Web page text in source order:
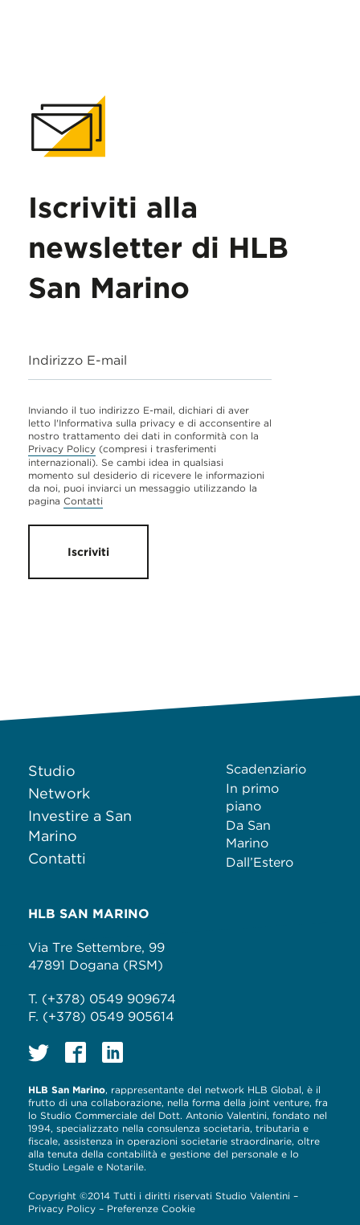
Iscriviti alla
newsletter di HLB
San Marino
Indirizzo E-mail
Inviando il tuo indirizzo E-mail, dichiari di aver
letto l'Informativa sulla privacy e di acconsentire al
nostro trattamento dei dati in conformità con la
Privacy Policy (compresi i trasferimenti
internazionali). Se cambi idea in qualsiasi
momento sul desiderio di ricevere le informazioni
da noi, puoi inviarci un messaggio utilizzando la
pagina Contatti
Iscriviti
Studio
Network
Investire a San
Marino
Contatti
Scadenziario
In primo
piano
Da San
Marino
Dall’Estero
HLB SAN MARINO
Via Tre Settembre, 99
47891 Dogana (RSM)
T. (+378) 0549 909674
F. (+378) 0549 905614
HLB San Marino, rappresentante del network HLB Global, è il
frutto di una collaborazione, nella forma della joint venture, fra
lo Studio Commerciale del Dott. Antonio Valentini, fondato nel
1994, specializzato nella consulenza societaria, tributaria e
fiscale, assistenza in operazioni societarie straordinarie, oltre
alla tenuta della contabilità e gestione del personale e lo
Studio Legale e Notarile.
Copyright ©2014 Tutti i diritti riservati Studio Valentini –
Privacy Policy – Preferenze Cookie